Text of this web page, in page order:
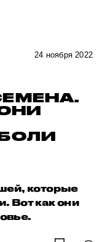
24 ноября 2022
которые
Вот как они